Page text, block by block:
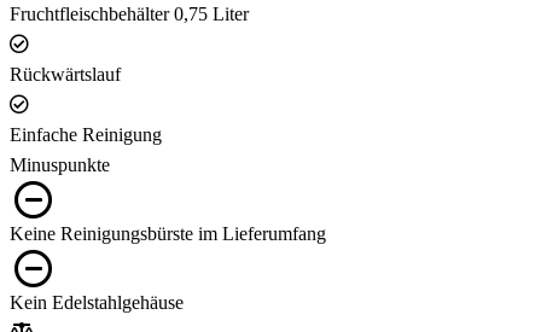
Fruchtfleischbehälter 0,75 Liter
Rückwärtslauf
Einfache Reinigung
Minuspunkte
Keine Reinigungsbürste im Lieferumfang
Kein Edelstahlgehäuse